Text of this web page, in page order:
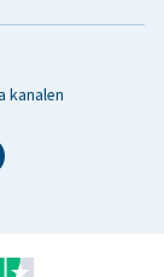
kanalen